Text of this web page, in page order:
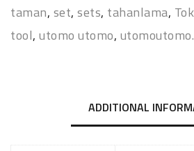
taman, set, sets, tahanlama,
tool, utomo utomo,
ADDITIONAL